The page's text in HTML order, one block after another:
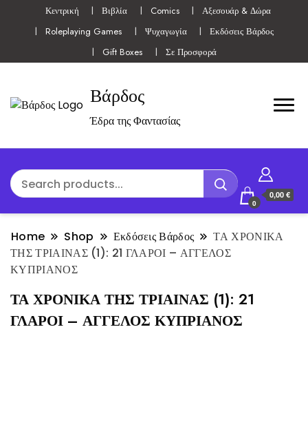
Κεντρική Βιβλία Comics
Αξεσουάρ & Δώρα
Roleplaying Games
Ψυχαγωγία
Εκδόσεις Βάρδος
Gift Boxes
Σε Προσφορά
Βάρδος
Έδρα της Φαντασίας
0
0,00 €
Home Shop Εκδόσεις Βάρδος
ΤΑ ΧΡΟΝΙΚΑ
ΤΗΣ ΤΡΙΑΙΝΑΣ (1): 21 ΓΛΑΡΟΙ – ΑΓΓΕΛΟΣ
ΚΥΠΡΙΑΝΟΣ
ΤΑ ΧΡΟΝΙΚΑ ΤΗΣ ΤΡΙΑΙΝΑΣ (1): 21
ΓΛΑΡΟΙ – ΑΓΓΕΛΟΣ ΚΥΠΡΙΑΝΟΣ